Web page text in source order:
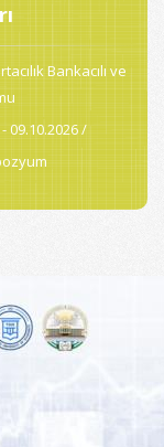
Bankacılı ve
09.10.2026 /